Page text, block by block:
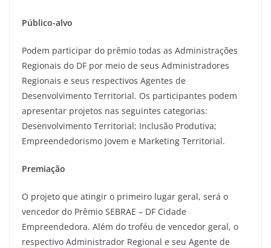
Público-alvo
Podem participar do prêmio todas as Administrações
Regionais do DF por meio de seus Administradores
Regionais e seus respectivos Agentes de
Desenvolvimento Territorial. Os participantes podem
apresentar projetos nas seguintes categorias:
Desenvolvimento Territorial; Inclusão Produtiva;
Empreendedorismo Jovem e Marketing Territorial.
Premiação
O projeto que atingir o primeiro lugar geral, será o
vencedor do Prêmio SEBRAE – DF Cidade
Empreendedora. Além do troféu de vencedor geral, o
respectivo Administrador Regional e seu Agente de